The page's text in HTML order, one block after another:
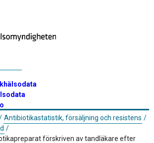
Antibiotikastatistik, försäljning och resistens /
/
förskriven av tandläkare efter